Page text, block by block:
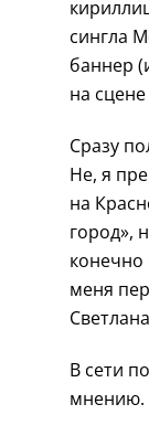
сингла
баннер
на
Сразу
Не, я
на
город»,
конечно
меня
В сети
мнению.